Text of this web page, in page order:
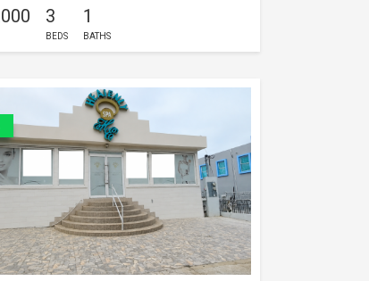
3
BEDS
1
BATHS